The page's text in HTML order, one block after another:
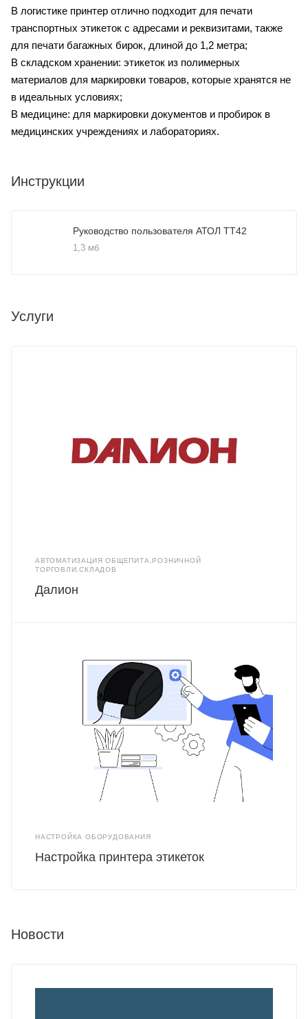
В логистике принтер отлично подходит для печати
транспортных этикеток с адресами и реквизитами, также
для печати багажных бирок, длиной до 1,2 метра;
В складском хранении: этикеток из полимерных
материалов для маркировки товаров, которые хранятся не
в идеальных условиях;
В медицине: для маркировки документов и пробирок в
медицинских учреждениях и лабораториях.
Инструкции
Руководство пользователя АТОЛ TT42
1,3 мб
Услуги
АВТОМАТИЗАЦИЯ ОБЩЕПИТА,РОЗНИЧНОЙ
ТОРГОВЛИ,СКЛАДОВ
Далион
НАСТРОЙКА ОБОРУДОВАНИЯ
Настройка принтера этикеток
Новости